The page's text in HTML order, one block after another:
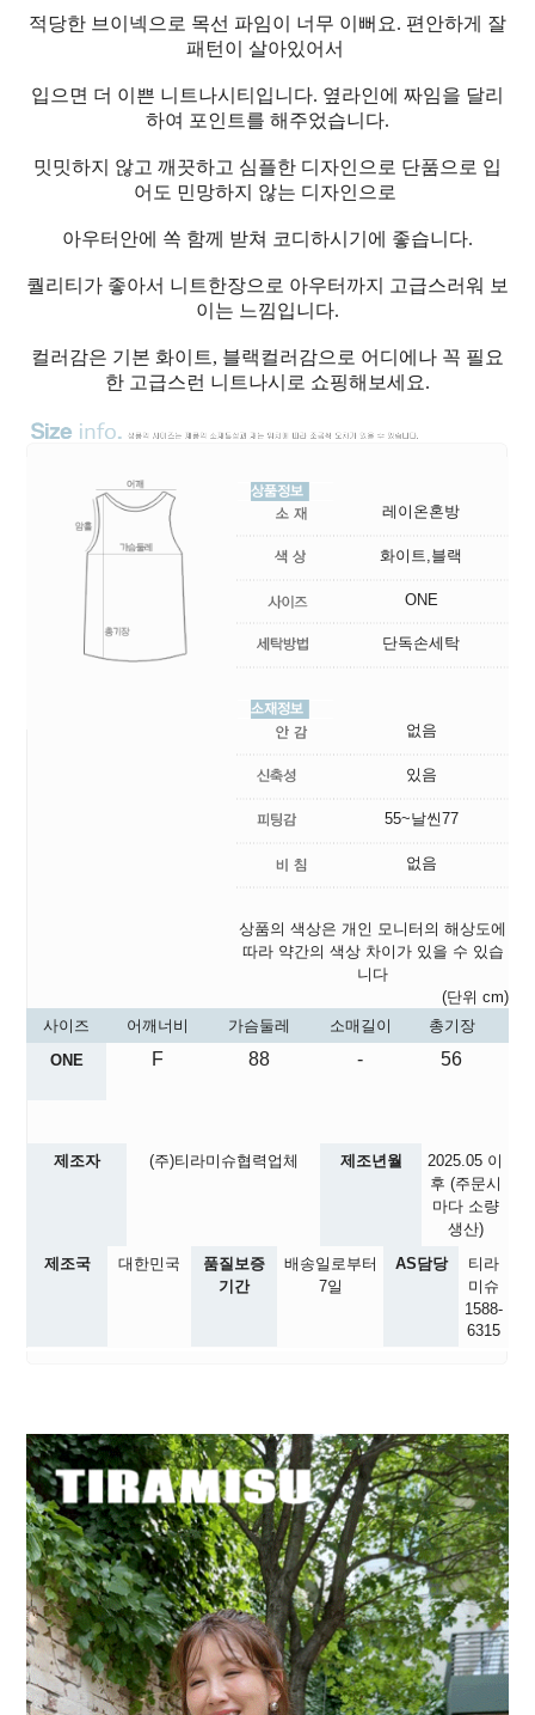
적당한 브이넥으로 목선 파임이 너무 이뻐요. 편안하게 잘
패턴이 살아있어서
입으면 더 이쁜 니트나시티입니다. 옆라인에 짜임을 달리
하여 포인트를 해주었습니다.
밋밋하지 않고 깨끗하고 심플한 디자인으로 단품으로 입
어도 민망하지 않는 디자인으로
아우터안에 쏙 함께 받쳐 코디하시기에 좋습니다.
퀄리티가 좋아서 니트한장으로 아우터까지 고급스러워 보
이는 느낌입니다.
컬러감은 기본 화이트, 블랙컬러감으로 어디에나 꼭 필요
한 고급스런 니트나시로 쇼핑해보세요.
레이온혼방
화이트,블랙
ONE
단독손세탁
없음
있음
55~날씬77
없음
상품의 색상은 개인 모니터의 해상도에
따라 약간의 색상 차이가 있을 수 있습
니다
(단위 cm)
사이즈
어깨너비 가슴둘레 소매길이
총기장
ONE
F 88 - 56
제조자 (주)티라미슈협력업체 제조년월 2025.05 이
후 (주문시
마다 소량
생산)
제조국
대한민국
품질보증
기간
배송일로부터
7일
AS담당
티라
미슈
1588-
6315